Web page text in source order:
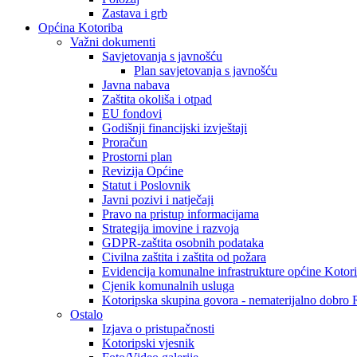
Zastava i grb
Općina Kotoriba
Važni dokumenti
Savjetovanja s javnošću
Plan savjetovanja s javnošću
Javna nabava
Zaštita okoliša i otpad
EU fondovi
Godišnji financijski izvještaji
Proračun
Prostorni plan
Revizija Općine
Statut i Poslovnik
Javni pozivi i natječaji
Pravo na pristup informacijama
Strategija imovine i razvoja
GDPR-zaštita osobnih podataka
Civilna zaštita i zaštita od požara
Evidencija komunalne infrastrukture općine
Cjenik komunalnih usluga
Kotoripska skupina govora - nematerijalno dobro
Ostalo
Izjava o pristupačnosti
Kotoripski vjesnik